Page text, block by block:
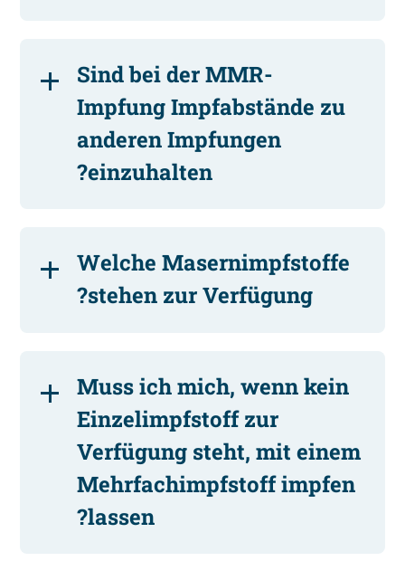
Sind bei der MMR-
Impfung Impfabstände zu
anderen Impfungen
einzuhalten?
Welche Masernimpfstoffe
stehen zur Verfügung?
Muss ich mich, wenn kein
Einzelimpfstoff zur
Verfügung steht, mit einem
Mehrfachimpfstoff impfen
lassen?